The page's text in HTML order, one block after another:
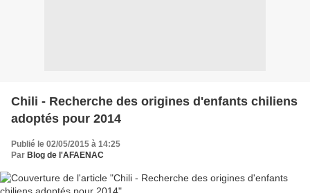
Chili - Recherche des origines d'enfants chiliens
adoptés pour 2014
Publié le 02/05/2015 à 14:25
Par Blog de l'AFAENAC